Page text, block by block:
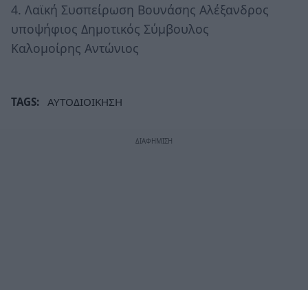
4. Λαϊκή Συσπείρωση Βουνάσης Αλέξανδρος
υποψήφιος Δημοτικός Σύμβουλος
Καλομοίρης Αντώνιος
TAGS: ΑΥΤΟΔΙΟΙΚΗΣΗ